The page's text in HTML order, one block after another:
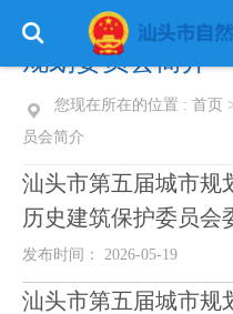
规划委员会简介
您现在所在的位置 : 首页
员会简介
汕头市第五届城市规
历史建筑保护委员会
发布时间： 2026-05-19
汕头市第五届城市规